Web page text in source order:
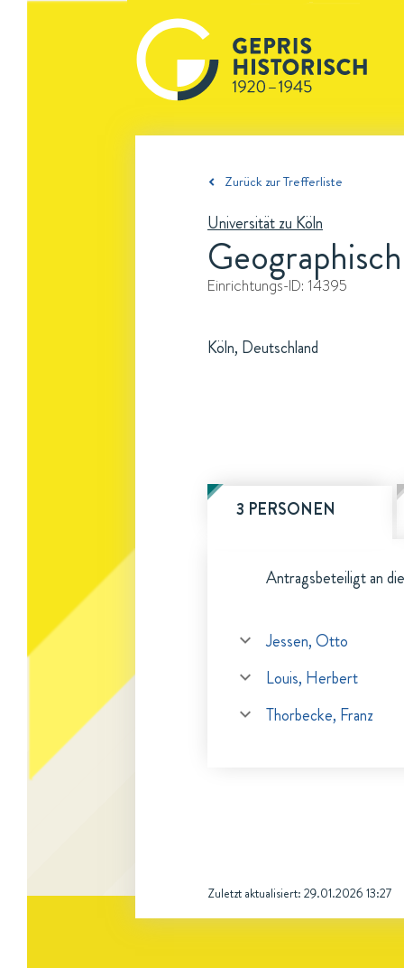
Zurück zur Trefferliste
Universität zu Köln
Einrichtungs-ID: 14395
Köln, Deutschland
3 PERSONEN
Antragsbeteiligt an
Jessen, Otto
Louis, Herbert
Thorbecke, Franz
Zuletzt aktualisiert: 29.01.2026 13:27